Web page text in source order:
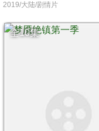
2019/大陆/剧情片
全10集